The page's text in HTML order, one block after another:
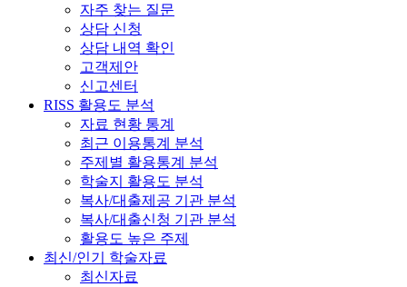
자주 찾는 질문
상담 신청
상담 내역 확인
고객제안
신고센터
RISS 활용도 분석
자료 현황 통계
최근 이용통계 분석
주제별 활용통계 분석
학술지 활용도 분석
복사/대출제공 기관 분석
복사/대출신청 기관 분석
활용도 높은 주제
최신/인기 학술자료
최신자료